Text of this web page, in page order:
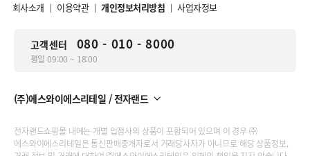
회사소개 | 이용약관 | 개인정보처리방침 | 사업자정보
고객센터 080 - 010 - 8000
평일 09:00 ~ 18:00
(주)에스와이에스리테일 / 전자랜드
전자랜드쇼핑몰 내에는 개별 입점사의 상품이 포함되어 있으며 이 경우 ㈜
에스와이에스리테일은 통신판매중개자로서 거래당사자가 아니므로 해당 상품정보,